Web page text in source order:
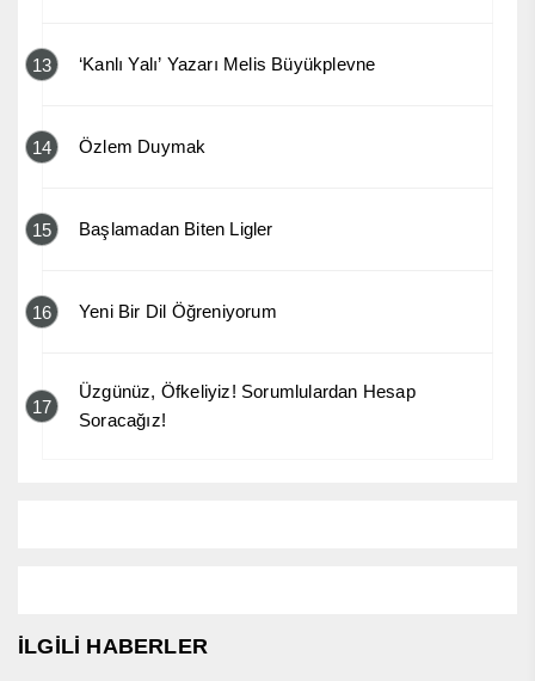
13 ‘Kanlı Yalı’ Yazarı Melis Büyükplevne
14 Özlem Duymak
15 Başlamadan Biten Ligler
16 Yeni Bir Dil Öğreniyorum
17
Üzgünüz, Öfkeliyiz! Sorumlulardan Hesap
Soracağız!
İLGİLİ HABERLER